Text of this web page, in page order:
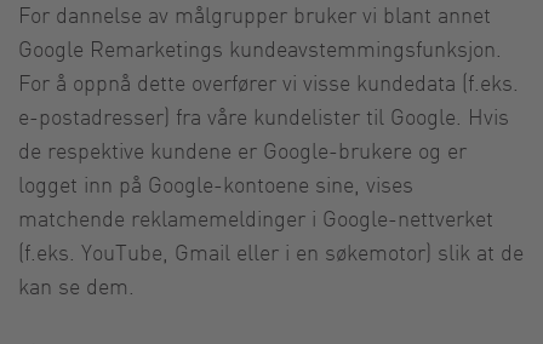
For dannelse av målgrupper bruker vi blant annet
Google Remarketings kundeavstemmingsfunksjon.
For å oppnå dette overfører vi visse kundedata (f.eks.
e-postadresser) fra våre kundelister til Google. Hvis
de respektive kundene er Google-brukere og er
logget inn på Google-kontoene sine, vises
matchende reklamemeldinger i Google-nettverket
(f.eks. YouTube, Gmail eller i en søkemotor) slik at de
kan se dem.